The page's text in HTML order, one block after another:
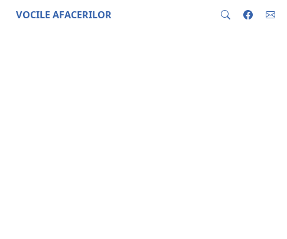
VOCILE AFACERILOR